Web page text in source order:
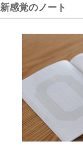
新感覚のノート